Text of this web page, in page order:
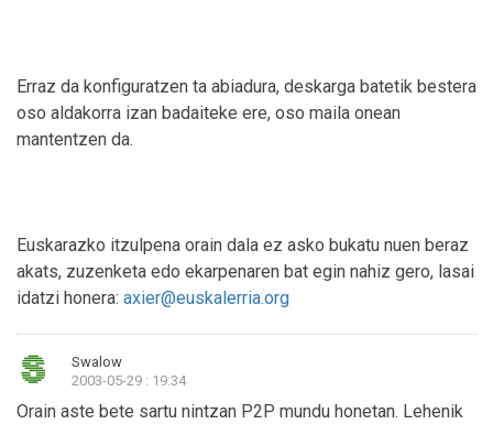
Erraz da konfiguratzen ta abiadura, deskarga batetik bestera
oso aldakorra izan badaiteke ere, oso maila onean
mantentzen da.
Euskarazko itzulpena orain dala ez asko bukatu nuen beraz
akats, zuzenketa edo ekarpenaren bat egin nahiz gero, lasai
idatzi honera: axier@euskalerria.org
Swalow
2003-05-29 : 19:34
Orain aste bete sartu nintzan P2P mundu honetan. Lehenik